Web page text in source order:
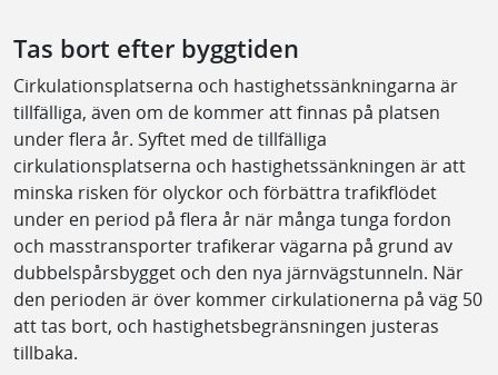
Tas bort efter byggtiden
Cirkulationsplatserna och hastighetssänkningarna är
tillfälliga, även om de kommer att finnas på platsen
under flera år. Syftet med de tillfälliga
cirkulationsplatserna och hastighetssänkningen är att
minska risken för olyckor och förbättra trafikflödet
under en period på flera år när många tunga fordon
och masstransporter trafikerar vägarna på grund av
dubbelspårsbygget och den nya järnvägstunneln. När
den perioden är över kommer cirkulationerna på väg 50
att tas bort, och hastighetsbegränsningen justeras
tillbaka.